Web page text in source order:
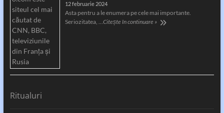
12 februarie 2024
Asta pentru a le enumera pe cele mai importante.
Seriozitatea, …Citește în continuare »
Ritualuri